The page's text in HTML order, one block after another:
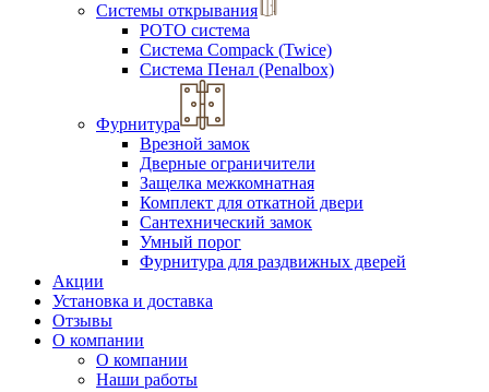
Системы открывания
РОТО система
Система Compack (Twice)
Система Пенал (Penalbox)
Фурнитура
Врезной замок
Дверные ограничители
Защелка межкомнатная
Комплект для откатной двери
Сантехнический замок
Умный порог
Фурнитура для раздвижных дверей
Акции
Установка и доставка
Отзывы
О компании
О компании
Наши работы